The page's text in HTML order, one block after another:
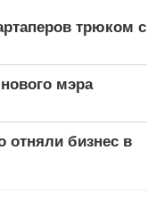
трюком с
мэра
отняли бизнес в